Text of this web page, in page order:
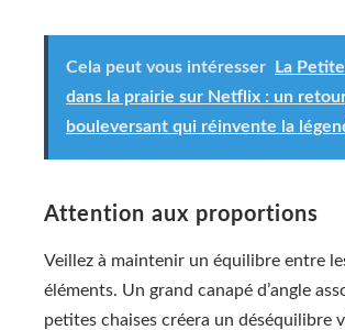
Cela peut vous intéresser
La
dans la prairie sur Netflix : un
bouleversant qui réinvente la
Attention aux proportions
Veillez à maintenir un équilibre entre
éléments. Un grand canapé d’angle
petites chaises créera un déséquilibre